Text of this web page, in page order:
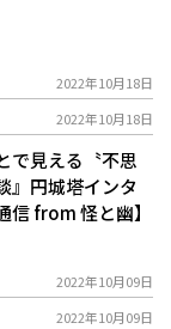
2022年10月18日
2022年10月18日
で見える〝不思
』円城塔インタ
信 from 怪と幽】
2022年10月09日
2022年10月09日